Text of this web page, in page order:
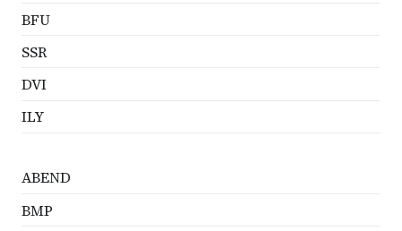
BFU
SSR
DVI
ILY
ABEND
BMP